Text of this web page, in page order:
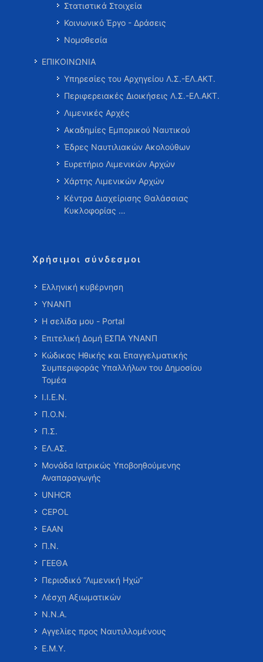
Στατιστικά Στοιχεία
Κοινωνικό Έργο - Δράσεις
Νομοθεσία
ΕΠΙΚΟΙΝΩΝΙΑ
Υπηρεσίες του Αρχηγείου Λ.Σ.-ΕΛ.ΑΚΤ.
Περιφερειακές Διοικήσεις Λ.Σ.-ΕΛ.ΑΚΤ.
Λιμενικές Αρχές
Ακαδημίες Εμπορικού Ναυτικού
Έδρες Ναυτιλιακών Ακολούθων
Ευρετήριο Λιμενικών Αρχών
Χάρτης Λιμενικών Αρχών
Κέντρα Διαχείρισης Θαλάσσιας
Κυκλοφορίας …
Χρήσιμοι σύνδεσμοι
Ελληνική κυβέρνηση
ΥΝΑΝΠ
Η σελίδα μου - Portal
Επιτελική Δομή ΕΣΠΑ ΥΝΑΝΠ
Κώδικας Ηθικής και Επαγγελματικής
Συμπεριφοράς Υπαλλήλων του Δημοσίου
Τομέα
Ι.Ι.Ε.Ν.
Π.Ο.Ν.
Π.Σ.
ΕΛ.ΑΣ.
Μονάδα Ιατρικώς Υποβοηθούμενης
Αναπαραγωγής
UNHCR
CEPOL
ΕΑΑΝ
Π.Ν.
ΓΕΕΘΑ
Περιοδικό “Λιμενική Ηχώ”
Λέσχη Αξιωματικών
Ν.Ν.Α.
Αγγελίες προς Ναυτιλλομένους
Ε.Μ.Υ.